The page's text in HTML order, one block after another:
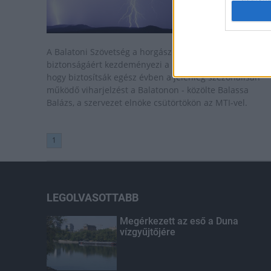
A Balatoni Szövetség a horgászok, vitorlázók
biztonságáért kezdeményezi a Belügyminisztériumnál,
hogy biztosítsák egész évben a jelenleg szezonálisan
működő viharjelzést a Balatonon - közölte Balassa
Balázs, a szervezet elnöke csütörtökön az MTI-vel.
1
LEGOLVASOTTABB
Megérkezett az eső a Duna
vízgyűjtőjére